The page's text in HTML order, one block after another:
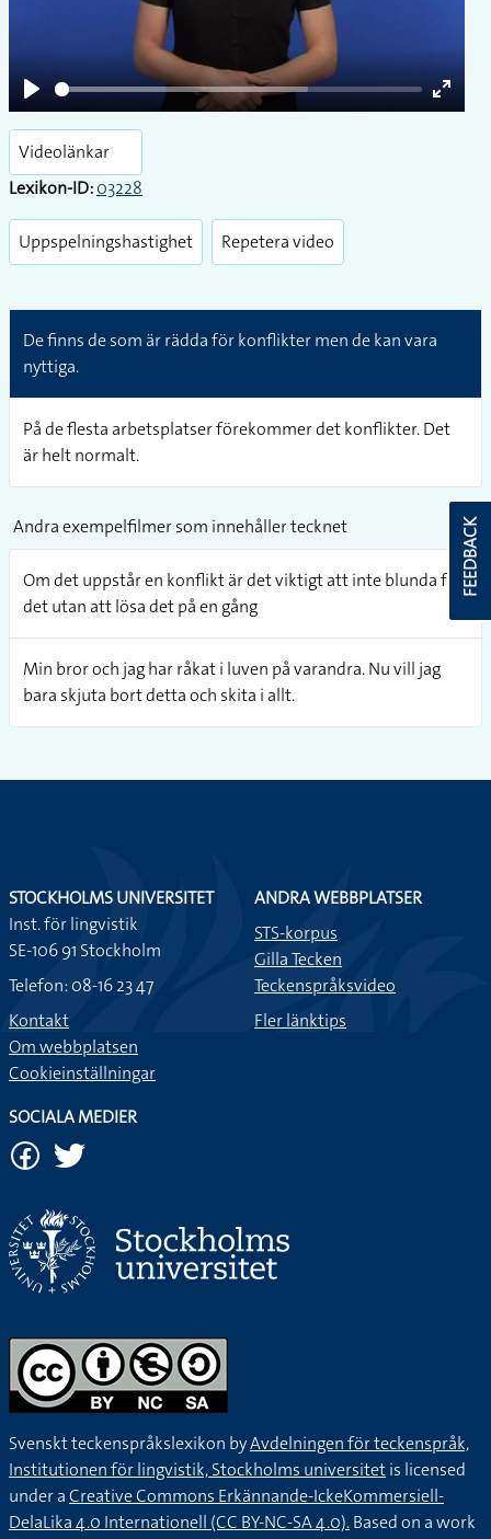
Play
Enter
Videolänkar
Lexikon-ID:03228
Uppspelningshastighet Repetera video
De finns de som är rädda för konflikter men de kan vara
nyttiga.
På de flesta arbetsplatser förekommer det konflikter. Det
är helt normalt.
Andra exempelfilmer som innehåller tecknet
Om det uppstår en konflikt är det viktigt att inte blunda för
det utan att lösa det på en gång
Min bror och jag har råkat i luven på varandra. Nu vill jag
bara skjuta bort detta och skita i allt.
FEEDBACK
STOCKHOLMS UNIVERSITET
Inst. för lingvistik
SE-106 91 Stockholm
Telefon: 08-16 23 47
Kontakt
Om webbplatsen
Cookieinställningar
ANDRA WEBBPLATSER
STS-korpus
Gilla Tecken
Teckenspråksvideo
Fler länktips
SOCIALA MEDIER
Svenskt teckenspråkslexikon byAvdelningen för teckenspråk,
Institutionen för lingvistik, Stockholms universitetis licensed
under aCreative Commons Erkännande-IckeKommersiell-
DelaLika 4.0 Internationell (CC BY-NC-SA 4.0).Based on a work